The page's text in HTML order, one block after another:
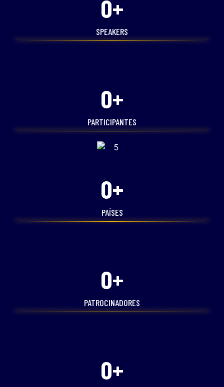
SPEAKERS
0+
PARTICIPANTES
0+
PAÍSES
0+
PATROCINADORES
0+
0+